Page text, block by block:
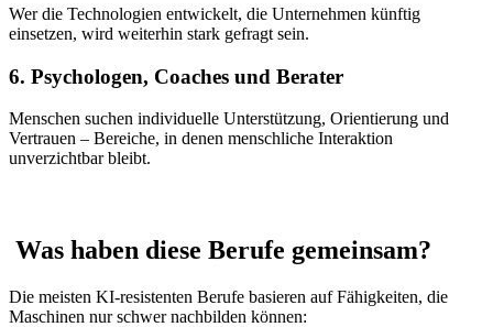
Wer die Technologien entwickelt, die Unternehmen künftig
einsetzen, wird weiterhin stark gefragt sein.
6. Psychologen, Coaches und Berater
Menschen suchen individuelle Unterstützung, Orientierung und
Vertrauen – Bereiche, in denen menschliche Interaktion
unverzichtbar bleibt.
Was haben diese Berufe gemeinsam?
Die meisten KI-resistenten Berufe basieren auf Fähigkeiten, die
Maschinen nur schwer nachbilden können: